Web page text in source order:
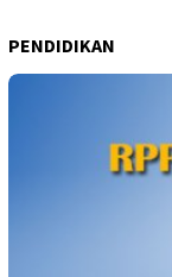
PENDIDIKAN